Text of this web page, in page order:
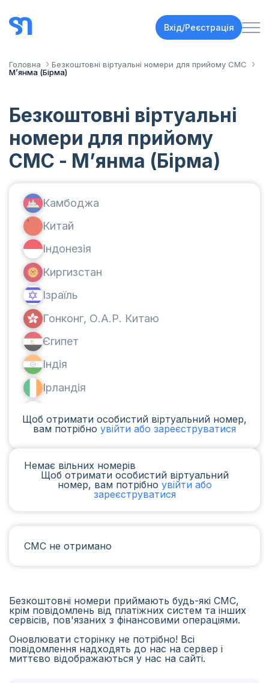
Вхід/Реєстрація
Головна
Безкоштовні віртуальні номери для прийому СМС
Мʼянма (Бірма)
Безкоштовні віртуальні
номери для прийому
СМС - Мʼянма (Бірма)
Камбоджа
Китай
Індонезія
Киргизстан
Ізраїль
Гонконг, О.А.Р. Китаю
Єгипет
Індія
Ірландія
Аргентина
Чад
Іран
Бангладеш
Чехія
Гвінея
Ефіопія
Щоб отримати особистий віртуальний номер,
вам потрібно увійти або зареєструватися
Немає вільних номерів
Щоб отримати особистий віртуальний
номер, вам потрібно увійти або
зареєструватися
СМС не отримано
Безкоштовні номери приймають будь-які СМС,
крім повідомлень від платіжних систем та інших
сервісів, пов'язаних з фінансовими операціями.
Оновлювати сторінку не потрібно! Всі
повідомлення надходять до нас на сервер і
миттєво відображаються у нас на сайті.